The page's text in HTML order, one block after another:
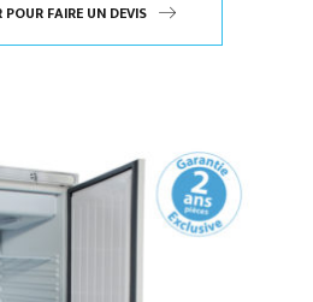
POUR FAIRE UN DEVIS